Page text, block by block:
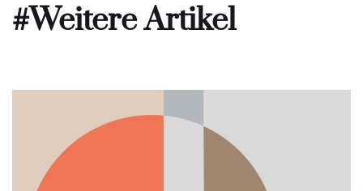
#Weitere Artikel